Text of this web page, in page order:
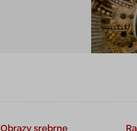
Obrazy srebrne